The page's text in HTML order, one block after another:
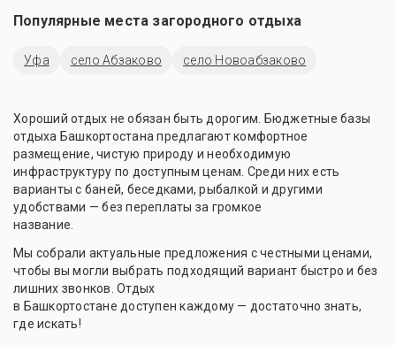
Популярные места загородного отдыха
Уфа село Абзаково село Новоабзаково
Хороший отдых не обязан быть дорогим. Бюджетные базы
отдыха Башкортостана предлагают комфортное
размещение, чистую природу и необходимую
инфраструктуру по доступным ценам. Среди них есть
варианты с баней, беседками, рыбалкой и другими
удобствами — без переплаты за громкое
название.
Мы собрали актуальные предложения с честными ценами,
чтобы вы могли выбрать подходящий вариант быстро и без
лишних звонков. Отдых
в Башкортостане доступен каждому — достаточно знать,
где искать!